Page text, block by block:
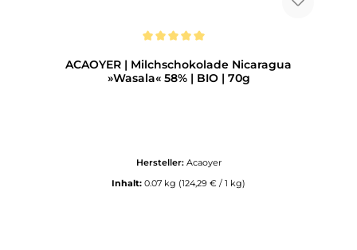
ACAOYER | Milchschokolade Nicaragua
»Wasala« 58% | BIO | 70g
Hersteller: Acaoyer
Inhalt: 0.07 kg (124,29 € / 1 kg)